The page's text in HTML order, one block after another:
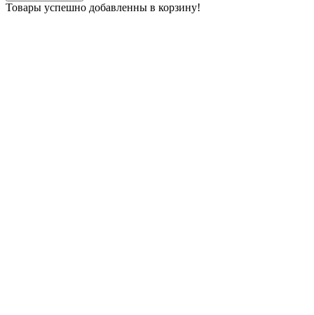
Товары успешно добавленны в корзину!